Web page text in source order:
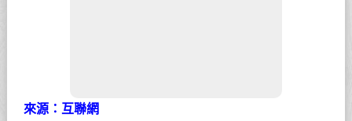
來源：互聯網